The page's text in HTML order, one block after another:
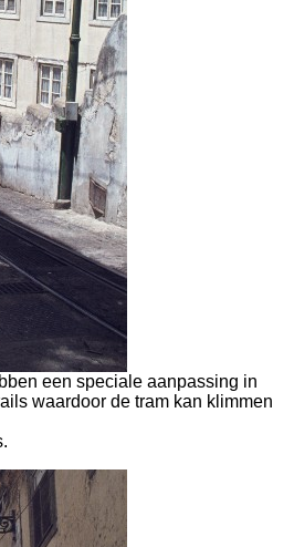
een speciale aanpassing in
waardoor de tram kan klimmen